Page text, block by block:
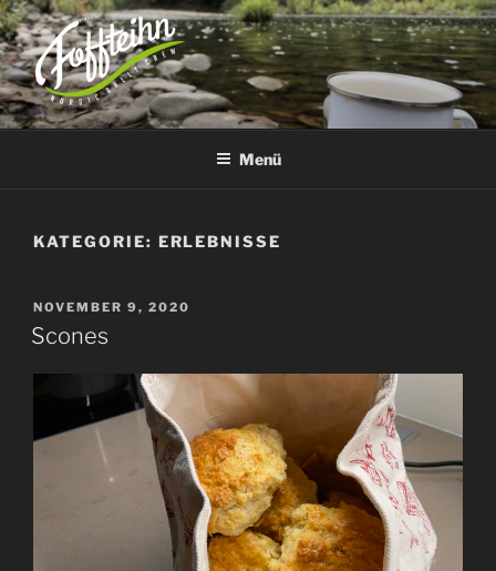
Zum
Inhalt
springen
TEAM FOFFTEIHN
– nordic rally crew –
Menü
KATEGORIE: ERLEBNISSE
VERÖFFENTLICHT
AM
NOVEMBER 9, 2020
Scones